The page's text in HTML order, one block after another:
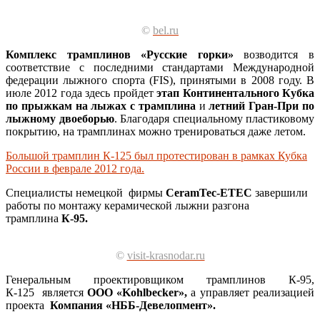
© bel.ru
Комплекс трамплинов «Русские горки»возводится в
соответствие с последними стандартами Международной
федерации лыжного спорта (FIS), принятыми в 2008 году. В
июле 2012 года здесь пройдетэтап Континентального Кубка
по прыжкам на лыжах с трамплина и летний Гран-При по
лыжному двоеборью. Благодаря специальному пластиковому
покрытию, на трамплинах можно тренироваться даже летом.
Большой трамплин К-125 был протестирован в рамках Кубка
России в феврале 2012 года.
Cпециалисты немецкой фирмы CeramTec-ETEC завершили
работы по монтажу керамической лыжни разгона
трамплина К-95.
© visit-krasnodar.ru
Генеральным проектировщиком трамплинов К-95,
К-125 являетсяООО «Kohlbecker»,а управляет реализацией
проекта Компания «НББ-Девелопмент».